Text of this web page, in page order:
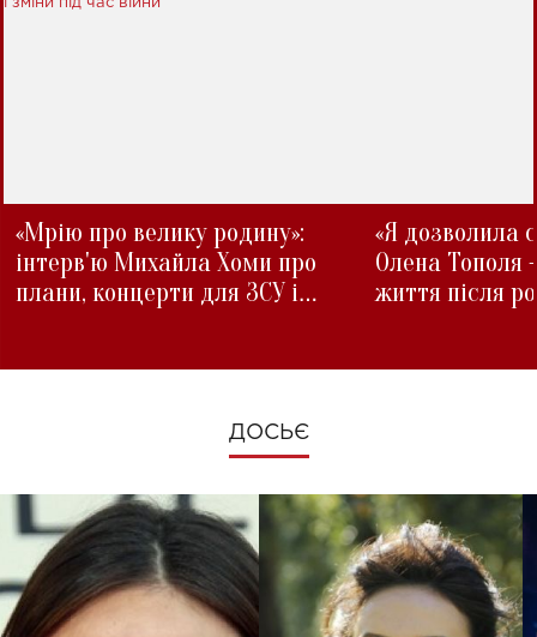
«Мрію про велику родину»:
інтерв'ю Михайла Хоми про
плани, концерти для ЗСУ і
«Я дозволила
Олена Тополя
життя після
ДОСЬЄ